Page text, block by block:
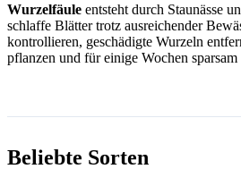
Wurzelfäule entsteht durch Staunässe
schlaffe Blätter trotz ausreichender
kontrollieren, geschädigte Wurzeln
pflanzen und für einige Wochen sparsam
Beliebte Sorten